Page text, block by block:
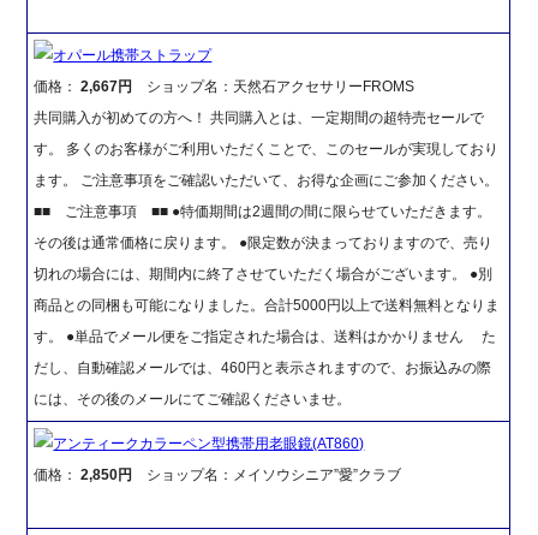
オパール携帯ストラップ
価格：2,667円
ショップ名：天然石アクセサリーFROMS
共同購入が初めての方へ！ 共同購入とは、一定期間の超特売セールで
す。 多くのお客様がご利用いただくことで、このセールが実現しており
ます。 ご注意事項をご確認いただいて、お得な企画にご参加ください。
■■ ご注意事項 ■■ ●特価期間は2週間の間に限らせていただきます。
その後は通常価格に戻ります。 ●限定数が決まっておりますので、売り
切れの場合には、期間内に終了させていただく場合がございます。 ●別
商品との同梱も可能になりました。合計5000円以上で送料無料となりま
す。 ●単品でメール便をご指定された場合は、送料はかかりません た
だし、自動確認メールでは、460円と表示されますので、お振込みの際
には、その後のメールにてご確認くださいませ。
アンティークカラーペン型携帯用老眼鏡(AT860)
価格：2,850円 ショップ名：メイソウシニア”愛”クラブ